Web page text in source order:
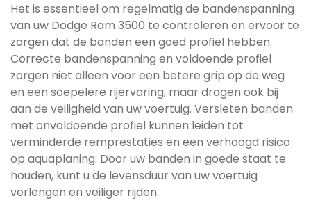
Het is essentieel om regelmatig de bandenspanning
van uw Dodge Ram 3500 te controleren en ervoor te
zorgen dat de banden een goed profiel hebben.
Correcte bandenspanning en voldoende profiel
zorgen niet alleen voor een betere grip op de weg
en een soepelere rijervaring, maar dragen ook bij
aan de veiligheid van uw voertuig. Versleten banden
met onvoldoende profiel kunnen leiden tot
verminderde remprestaties en een verhoogd risico
op aquaplaning. Door uw banden in goede staat te
houden, kunt u de levensduur van uw voertuig
verlengen en veiliger rijden.